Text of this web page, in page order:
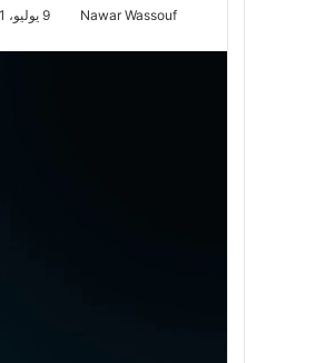
Nawar Wassouf 9 يوليو، 2021